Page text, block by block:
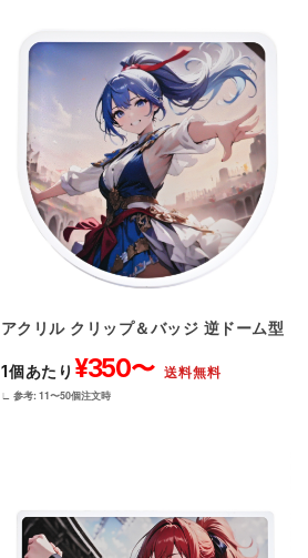
アクリル クリップ＆バッジ 逆ドーム型
1個あたり ¥350〜 送料無料
∟ 参考: 11〜50個注文時